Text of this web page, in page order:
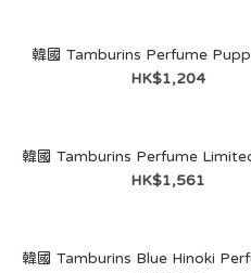
韓國 Tamburins Perfume
HK$1,204
HK$1,561